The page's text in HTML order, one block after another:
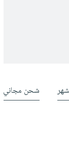
شحن مجاني